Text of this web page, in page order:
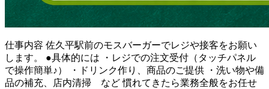
仕事内容 佐久平駅前のモスバーガーでレジや接客をお願い
します。 ●具体的には ・レジでの注文受付（タッチパネル
で操作簡単♪） ・ドリンク作り、商品のご提供 ・洗い物や備
品の補充、店内清掃 など 慣れてきたら業務全般をお任せ